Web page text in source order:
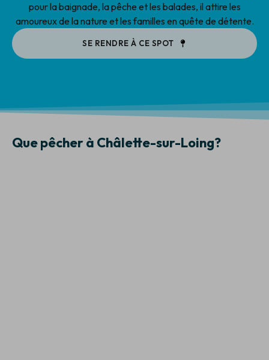
pour la baignade, la pêche et les balades, il attire les
amoureux de la nature et les familles en quête de détente.
SE RENDRE À CE SPOT
Que pêcher à Châlette-sur-Loing?